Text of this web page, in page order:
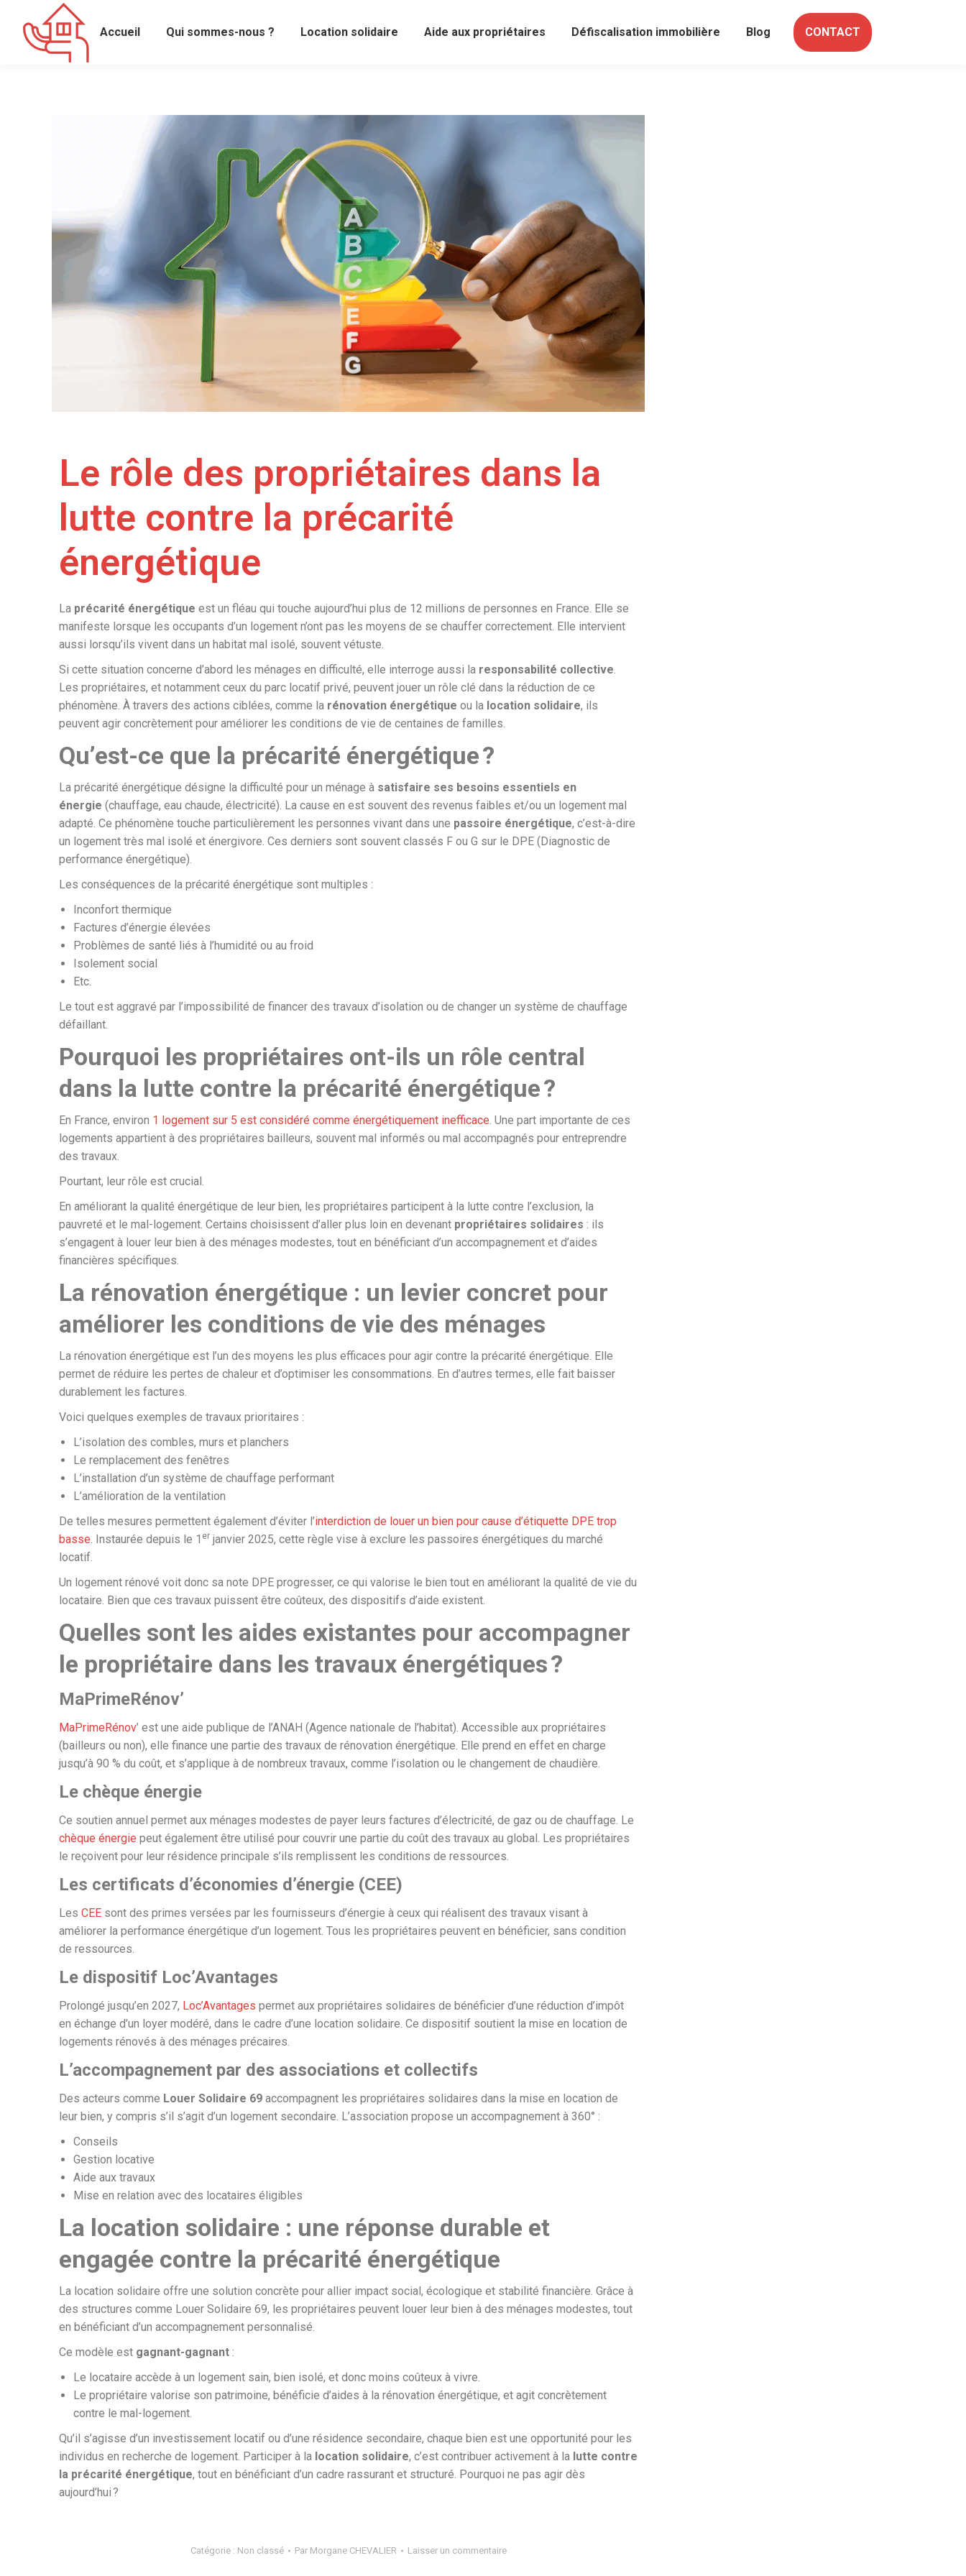
Accueil Qui sommes-nous ? Location solidaire Aide aux propriétaires Défiscalisation immobilière Blog CONTACT
Le rôle des propriétaires dans la
lutte contre la précarité
énergétique
La précarité énergétique est un fléau qui touche aujourd’hui plus de 12 millions de personnes en France. Elle se
manifeste lorsque les occupants d’un logement n’ont pas les moyens de se chauffer correctement. Elle intervient
aussi lorsqu’ils vivent dans un habitat mal isolé, souvent vétuste.
Si cette situation concerne d’abord les ménages en difficulté, elle interroge aussi la responsabilité collective
Les propriétaires, et notamment ceux du parc locatif privé, peuvent jouer un rôle clé dans la réduction de ce
phénomène. À travers des actions ciblées, comme la rénovation énergétique ou la location solidaire, ils
peuvent agir concrètement pour améliorer les conditions de vie de centaines de familles.
Qu’est-ce que la précarité énergétique ?
La précarité énergétique désigne la difficulté pour un ménage à satisfaire ses besoins essentiels en
énergie (chauffage, eau chaude, électricité). La cause en est souvent des revenus faibles et/ou un logement mal
adapté. Ce phénomène touche particulièrement les personnes vivant dans une passoire énergétique, c’est-à-dire
un logement très mal isolé et énergivore. Ces derniers sont souvent classés F ou G sur le DPE (Diagnostic de
performance énergétique).
Les conséquences de la précarité énergétique sont multiples :
Inconfort thermique
Factures d’énergie élevées
Problèmes de santé liés à l’humidité ou au froid
Isolement social
Etc.
Le tout est aggravé par l’impossibilité de financer des travaux d’isolation ou de changer un système de chauffage
défaillant.
Pourquoi les propriétaires ont-ils un rôle central
dans la lutte contre la précarité énergétique ?
En France, environ 1 logement sur 5 est considéré comme énergétiquement inefficace . Une part importante de ces
logements appartient à des propriétaires bailleurs, souvent mal informés ou mal accompagnés pour entreprendre
des travaux.
Pourtant, leur rôle est crucial.
En améliorant la qualité énergétique de leur bien, les propriétaires participent à la lutte contre l’exclusion, la
pauvreté et le mal-logement. Certains choisissent d’aller plus loin en devenant propriétaires solidaires : ils
s’engagent à louer leur bien à des ménages modestes, tout en bénéficiant d’un accompagnement et d’aides
financières spécifiques.
La rénovation énergétique : un levier concret pour
améliorer les conditions de vie des ménages
La rénovation énergétique est l’un des moyens les plus efficaces pour agir contre la précarité énergétique. Elle
permet de réduire les pertes de chaleur et d’optimiser les consommations. En d’autres termes, elle fait baisser
durablement les factures.
Voici quelques exemples de travaux prioritaires :
L’isolation des combles, murs et planchers
Le remplacement des fenêtres
L’installation d’un système de chauffage performant
L’amélioration de la ventilation
De telles mesures permettent également d’éviter l’interdiction de louer un bien pour cause d’étiquette DPE trop
basse . Instaurée depuis le 1 er janvier 2025, cette règle vise à exclure les passoires énergétiques du marché
locatif.
Un logement rénové voit donc sa note DPE progresser, ce qui valorise le bien tout en améliorant la qualité de vie du
locataire. Bien que ces travaux puissent être coûteux, des dispositifs d’aide existent.
Quelles sont les aides existantes pour accompagner
le propriétaire dans les travaux énergétiques ?
MaPrimeRénov’
MaPrimeRénov’ est une aide publique de l’ANAH (Agence nationale de l’habitat). Accessible aux propriétaires
(bailleurs ou non), elle finance une partie des travaux de rénovation énergétique. Elle prend en effet en charge
jusqu’à 90 % du coût, et s’applique à de nombreux travaux, comme l’isolation ou le changement de chaudière.
Le chèque énergie
Ce soutien annuel permet aux ménages modestes de payer leurs factures d’électricité, de gaz ou de chauffage. Le
chèque énergie peut également être utilisé pour couvrir une partie du coût des travaux au global. Les propriétaires
le reçoivent pour leur résidence principale s’ils remplissent les conditions de ressources.
Les certificats d’économies d’énergie (CEE)
Les CEE sont des primes versées par les fournisseurs d’énergie à ceux qui réalisent des travaux visant à
améliorer la performance énergétique d’un logement. Tous les propriétaires peuvent en bénéficier, sans condition
de ressources.
Le dispositif Loc’Avantages
Prolongé jusqu’en 2027, Loc’Avantages permet aux propriétaires solidaires de bénéficier d’une réduction d’impôt
en échange d’un loyer modéré, dans le cadre d’une location solidaire. Ce dispositif soutient la mise en location de
logements rénovés à des ménages précaires.
L’accompagnement par des associations et collectifs
Des acteurs comme Louer Solidaire 69 accompagnent les propriétaires solidaires dans la mise en location de
leur bien, y compris s’il s’agit d’un logement secondaire. L’association propose un accompagnement à 360° :
Conseils
Gestion locative
Aide aux travaux
Mise en relation avec des locataires éligibles
La location solidaire : une réponse durable et
engagée contre la précarité énergétique
La location solidaire offre une solution concrète pour allier impact social, écologique et stabilité financière. Grâce à
des structures comme Louer Solidaire 69, les propriétaires peuvent louer leur bien à des ménages modestes, tout
en bénéficiant d’un accompagnement personnalisé.
Ce modèle est gagnant-gagnant :
Le locataire accède à un logement sain, bien isolé, et donc moins coûteux à vivre.
Le propriétaire valorise son patrimoine, bénéficie d’aides à la rénovation énergétique, et agit concrètement
contre le mal-logement.
Qu’il s’agisse d’un investissement locatif ou d’une résidence secondaire, chaque bien est une opportunité pour les
individus en recherche de logement. Participer à la location solidaire, c’est contribuer activement à la lutte contre
la précarité énergétique, tout en bénéficiant d’un cadre rassurant et structuré. Pourquoi ne pas agir dès
aujourd’hui ?
Catégorie : Non classé Par Morgane CHEVALIER Laisser un commentaire